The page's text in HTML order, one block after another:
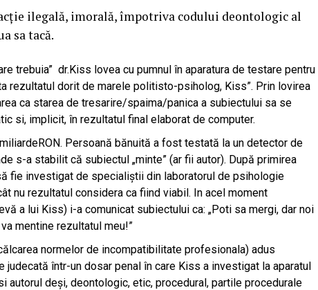
ilegală, imorală, împotriva codului deontologic al
sa tacă.
trebuia” dr.Kiss lovea cu pumnul în aparatura de testare pentru
rezultatul dorit de marele politisto-psiholog, Kiss”. Prin lovirea
ca starea de tresarire/spaima/panica a subiectului sa se
si, implicit, în rezultatul final elaborat de computer.
Persoană bănuită a fost testată la un detector de
s-a stabilit că subiectul „minte” (ar fii autor). După primirea
fie investigat de specialiștii din laboratorul de psihologie
nu rezultatul considera ca fiind viabil. In acel moment
a lui Kiss) i-a comunicat subiectului ca: „Poti sa mergi, dar noi
mentine rezultatul meu!”
normelor de incompatibilitate profesionala) adus
judecată într-un dosar penal în care Kiss a investigat la aparatul
autorul deși, deontologic, etic, procedural, partile procedurale